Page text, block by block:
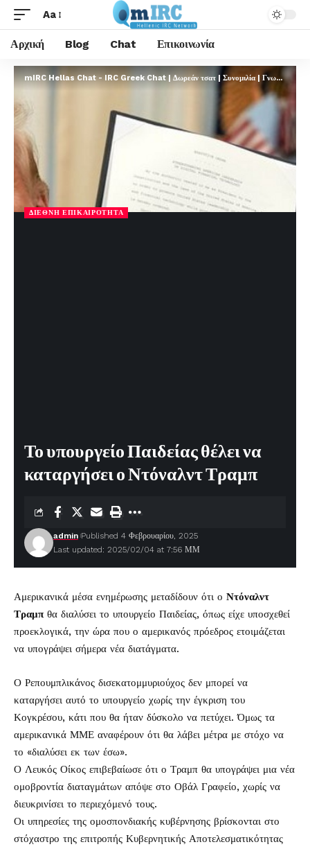
Aa
Αρχική Blog Chat Επικοινωνία
mIRC Hellas Chat - IRC Greek Chat | Δωρεάν τσατ | Συνομιλία | Γνωριμίες | FREE
ΔΙΕΘΝΉ ΕΠΙΚΑΙΡΌΤΗΤΑ
Το υπουργείο Παιδείας θέλει να
καταργήσει ο Ντόναλντ Τραμπ
Last updated: 2025/02/04 at 7:56 ΜΜ
admin Published 4 Φεβρουαρίου, 2025
Αμερικανικά μέσα ενημέρωσης μεταδίδουν ότι ο Ντόναλντ
Τραμπ θα διαλύσει το υπουργείο Παιδείας, όπως είχε υποσχεθεί
προεκλογικά, την ώρα που ο αμερικανός πρόεδρος ετοιμάζεται
να υπογράψει σήμερα νέα διατάγματα.
Ο Ρεπουμπλικάνος δισεκατομμυριούχος δεν μπορεί να
καταργήσει αυτό το υπουργείο χωρίς την έγκριση του
Κογκρέσου, κάτι που θα ήταν δύσκολο να πετύχει. Όμως τα
αμερικανικά ΜΜΕ αναφέρουν ότι θα λάβει μέτρα με στόχο να
το «διαλύσει εκ των έσω».
Ο Λευκός Οίκος επιβεβαίωσε ότι ο Τραμπ θα υπογράψει μια νέα
ομοβροντία διαταγμάτων απόψε στο Οβάλ Γραφείο, χωρίς να
διευκρινίσει το περιεχόμενό τους.
Οι υπηρεσίες της ομοσπονδιακής κυβέρνησης βρίσκονται στο
στόχαστρο της επιτροπής Κυβερνητικής Αποτελεσματικότητας